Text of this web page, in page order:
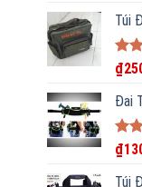
Túi
out
₫
Đai
out
₫
Túi